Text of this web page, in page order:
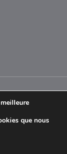
Géographie
que nous